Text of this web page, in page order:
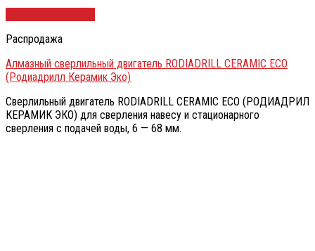
Распродажа
Алмазный сверлильный двигатель RODIADRILL CERAMIC ECO
(Родиадрилл Керамик Эко)
Сверлильный двигатель RODIADRILL CERAMIC ECO (РОДИАДРИЛ
КЕРАМИК ЭКО) для сверления навесу и стационарного
сверления с подачей воды, 6 — 68 мм.